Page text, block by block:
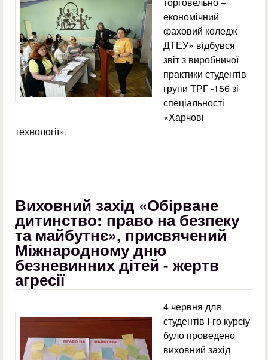
економічний
фаховий коледж
ДТЕУ» відбувся
звіт з виробничої
практики студентів
групи ТРГ -156 зі
спеціальності
«Харчові
технології».
Виховний захід «Обірване
дитинство: право на безпеку
та майбутнє», присвячений
Міжнародному дню
безневинних дітей - жертв
агресії
4 червня для
студентів І-го курсіу
було проведено
виховний захід